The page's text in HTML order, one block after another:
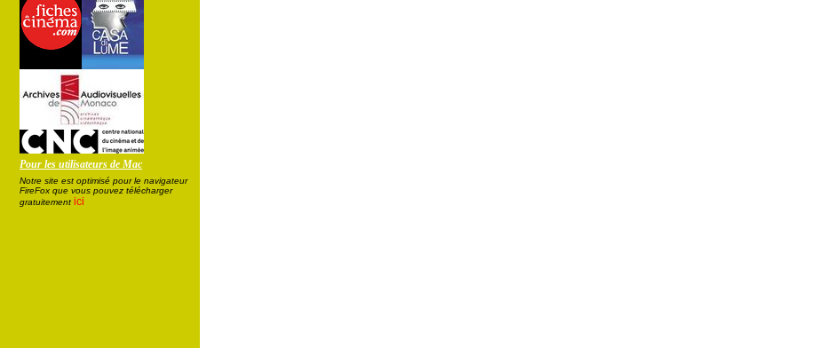
Pour les utilisateurs de Mac
Notre site est optimisé pour le navigateur
FireFox que vous pouvez télécharger
gratuitement ici